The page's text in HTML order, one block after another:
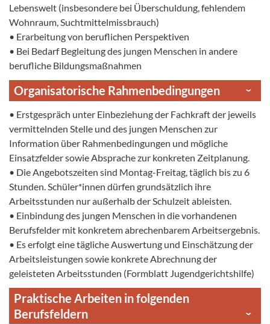
Lebenswelt (insbesondere bei Überschuldung, fehlendem
Wohnraum, Suchtmittelmissbrauch)
• Erarbeitung von beruflichen Perspektiven
• Bei Bedarf Begleitung des jungen Menschen in andere
berufliche Bildungsmaßnahmen
Organisatorische Rahmenbedingungen
• Erstgespräch unter Einbeziehung der Fachkraft der jeweils
vermittelnden Stelle und des jungen Menschen zur
Information über Rahmenbedingungen und mögliche
Einsatzfelder sowie Absprache zur konkreten Zeitplanung.
• Die Angebotszeiten sind Montag-Freitag, täglich bis zu 6
Stunden. Schüler*innen dürfen grundsätzlich ihre
Arbeitsstunden nur außerhalb der Schulzeit ableisten.
• Einbindung des jungen Menschen in die vorhandenen
Berufsfelder mit konkretem abrechenbarem Arbeitsergebnis.
• Es erfolgt eine tägliche Auswertung und Einschätzung der
Arbeitsleistungen sowie konkrete Abrechnung der
geleisteten Arbeitsstunden (Formblatt Jugendgerichtshilfe)
Praktische Arbeiten in folgenden
Berufsfeldern